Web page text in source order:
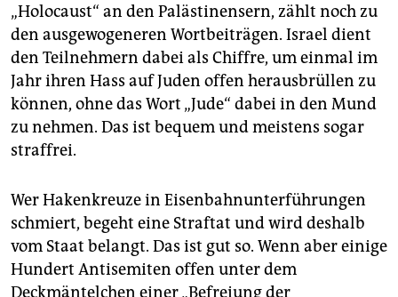
„Holocaust“ an den Palästinensern, zählt noch zu
den ausgewogeneren Wortbeiträgen. Israel dient
den Teilnehmern dabei als Chiffre, um einmal im
Jahr ihren Hass auf Juden offen herausbrüllen zu
können, ohne das Wort „Jude“ dabei in den Mund
zu nehmen. Das ist bequem und meistens sogar
straffrei.
Wer Hakenkreuze in Eisenbahnunterführungen
schmiert, begeht eine Straftat und wird deshalb
vom Staat belangt. Das ist gut so. Wenn aber einige
Hundert Antisemiten offen unter dem
Deckmäntelchen einer „Befreiung der